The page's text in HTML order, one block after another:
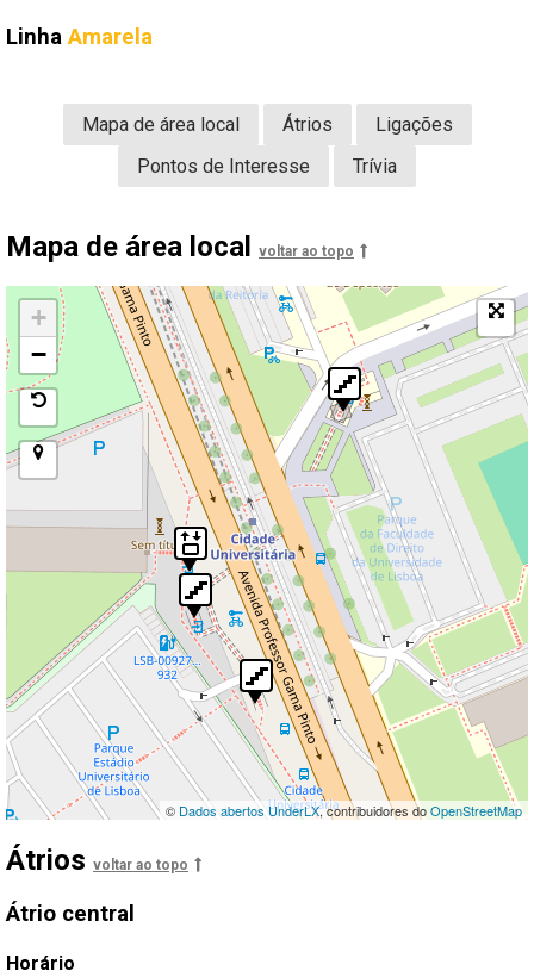
LinhaAmarela
Mapa de área local Átrios
Ligações
Pontos de Interesse
Trívia
Mapa de área local voltar ao topo
+
−
© Dados abertos UnderLX, contribuidores doOpenStreetMap
Átrios voltar ao topo
Átrio central
Horário